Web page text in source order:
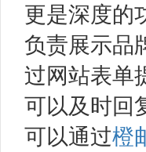
更是深度的
负责展示品
过网站表单
可以及时回
可以通过橙